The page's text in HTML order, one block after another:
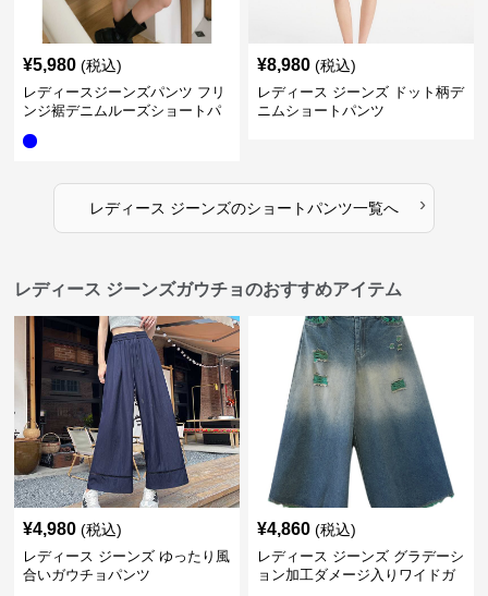
¥5,980 (税込)
レディースジーンズパンツ フリ
ンジ裾デニムルーズショートパ
¥8,980 (税込)
レディース ジーンズ ドット柄デ
ニムショートパンツ
レディース ジーンズのショートパンツ一覧へ ›
レディース ジーンズガウチョのおすすめアイテム
¥4,980 (税込)
レディース ジーンズ ゆったり風
合いガウチョパンツ
¥4,860 (税込)
レディース ジーンズ グラデーシ
ョン加工ダメージ入りワイドガ